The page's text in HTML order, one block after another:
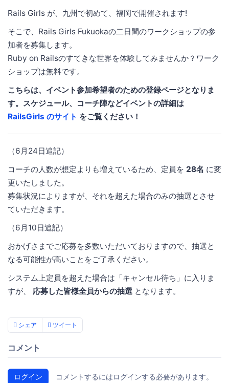
Rails Girls が、九州で初めて、福岡で開催されます!
そこで、Rails Girls Fukuokaの二日間のワークショップの参
加者を募集します。
Ruby on Railsのすてきな世界を体験してみませんか？ワーク
ショップは無料です。
こちらは、イベント参加希望者のための登録ページとなりま
す。スケジュール、コーチ陣などイベントの詳細は
RailsGirls のサイト をご覧ください！
（6月24日追記）
コーチの人数が想定よりも増えているため、定員を 28名 に変
更いたしました。
募集状況によりますが、それを超えた場合のみの抽選とさせ
ていただきます。
（6月10日追記）
おかげさまでご応募を多数いただいておりますので、抽選と
なる可能性が高いことをご了承ください。
システム上定員を超えた場合は「キャンセル待ち」に入りま
すが、 応募した皆様全員からの抽選 となります。
シェア ツイート
コメント
ログイン コメントするにはログインする必要があります。